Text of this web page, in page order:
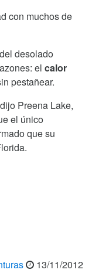
con muchos de
desolado
el calor
pestañear.
Preena Lake,
el único
que su
13/11/2012